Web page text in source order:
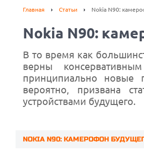
Главная Статьи Nokia N90:
Nokia N90:
В то время как
верны
принципиально новые
вероятно, призвана
устройствами будущего.
NOKIA N90: КАМЕРОФОН